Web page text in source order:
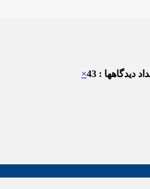
دیدگاهها : 43 ×